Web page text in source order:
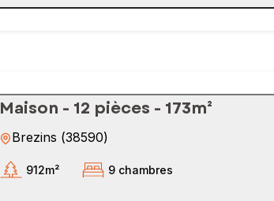
Maison - 12 pièces - 173m²
Brezins (38590)
912m² 9 chambres